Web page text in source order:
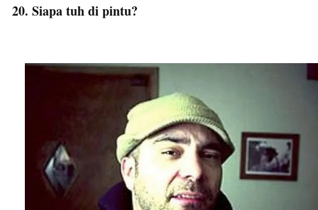
20. Siapa tuh di pintu?